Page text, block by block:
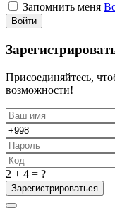
Запомнить меня
Войти
Присоединяйтесь,
возможности!
2 + 4 = ?
Зарегистрироваться